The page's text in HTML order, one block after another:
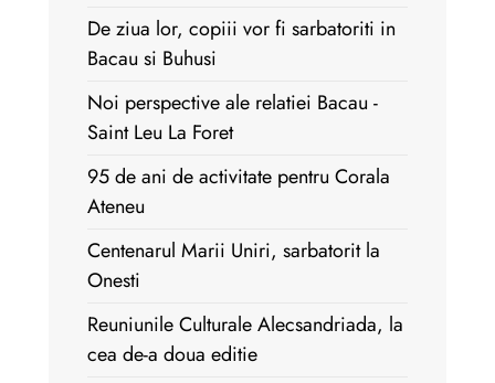
De ziua lor, copiii vor fi sarbatoriti in
Bacau si Buhusi
Noi perspective ale relatiei Bacau -
Saint Leu La Foret
95 de ani de activitate pentru Corala
Ateneu
Centenarul Marii Uniri, sarbatorit la
Onesti
Reuniunile Culturale Alecsandriada, la
cea de-a doua editie